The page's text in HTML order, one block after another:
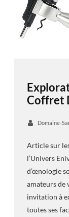
Coffret
Domaine-
Article sur
l’Univers
d’œnologie
amateurs de
invitation à
toutes ses